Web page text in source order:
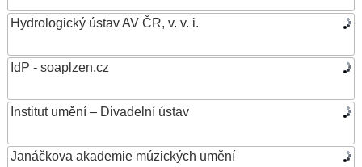
Hydrologický ústav AV ČR, v. v. i.
IdP - soaplzen.cz
Institut umění – Divadelní ústav
Janáčkova akademie múzických umění